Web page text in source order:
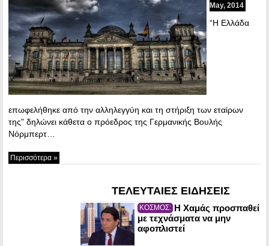
May, 2014
“Η Ελλάδα
επωφελήθηκε από την αλληλεγγύη και τη στήριξη των εταίρων
της” δηλώνει κάθετα ο πρόεδρος της Γερμανικής Βουλής
Νόρμπερτ…
Περισσότερα »
ΤΕΛΕΥΤΑΙΕΣ ΕΙΔΗΣΕΙΣ
ΚΟΣΜΟΣ: Η Χαμάς προσπαθεί
με τεχνάσματα να μην
αφοπλιστεί